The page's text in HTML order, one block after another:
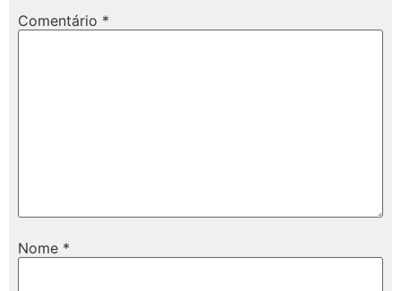
Comentário *
Nome *